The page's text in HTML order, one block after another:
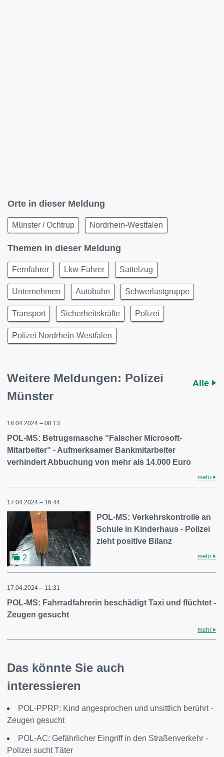
Orte in dieser Meldung
Münster / Ochtrup Nordrhein-Westfalen
Themen in dieser Meldung
Fernfahrer Lkw-Fahrer Sattelzug
Unternehmen Autobahn Schwerlastgruppe
Transport Sicherheitskräfte Polizei
Polizei Nordrhein-Westfalen
Weitere Meldungen: Polizei
Münster
Alle
18.04.2024 – 08:13
POL-MS: Betrugsmasche "Falscher Microsoft-
Mitarbeiter" - Aufmerksamer Bankmitarbeiter
verhindert Abbuchung von mehr als 14.000 Euro
mehr
17.04.2024 – 16:44
2
POL-MS: Verkehrskontrolle an
Schule in Kinderhaus - Polizei
zieht positive Bilanz
mehr
17.04.2024 – 11:31
POL-MS: Fahrradfahrerin beschädigt Taxi und flüchtet -
Zeugen gesucht
mehr
Das könnte Sie auch
interessieren
POL-PPRP: Kind angesprochen und unsittlich berührt -
Zeugen gesucht
POL-AC: Gefährlicher Eingriff in den Straßenverkehr -
Polizei sucht Täter